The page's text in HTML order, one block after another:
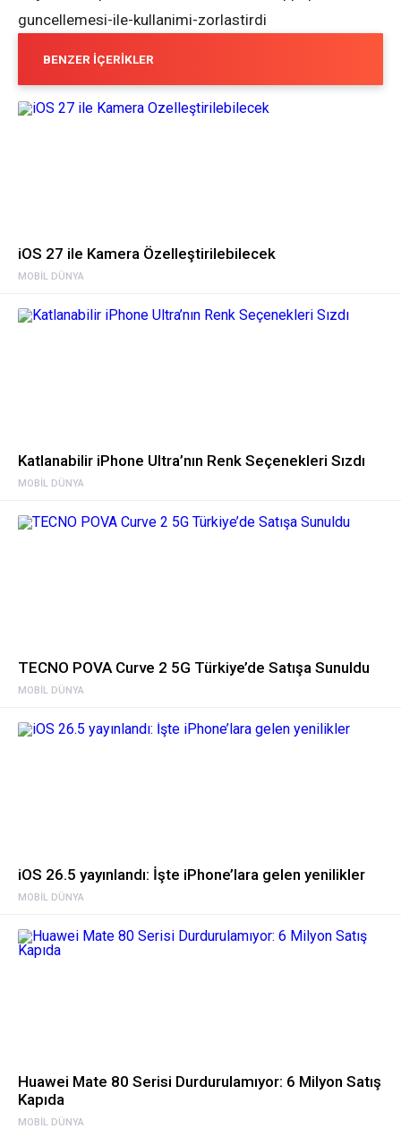
guncellemesi-ile-kullanimi-zorlastirdi
BENZER İÇERIKLER
MOBIL DÜNYA
iOS 27 ile Kamera Özelleştirilebilecek
MOBIL DÜNYA
Katlanabilir iPhone Ultra’nın Renk Seçenekleri Sızdı
MOBIL DÜNYA
TECNO POVA Curve 2 5G Türkiye’de Satışa Sunuldu
MOBIL DÜNYA
iOS 26.5 yayınlandı: İşte iPhone’lara gelen yenilikler
MOBIL DÜNYA
Huawei Mate 80 Serisi Durdurulamıyor: 6 Milyon Satış
Kapıda